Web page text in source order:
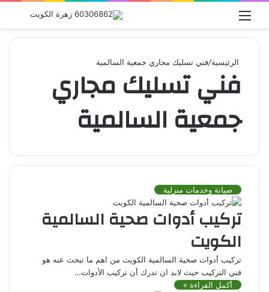
القائمة
الرئيسية/فني تسليك مجاري جمعية السالمية
فني تسليك مجاري
جمعية السالمية
صيانة وخدمات منزلية
تركيب أدوات صحية السالمية
الكويت
تركيب أدوات صحية السالمية الكويت من اهم ما تبحث عنه هو
فني التركيب حيث لابد ان تدرك أن تركيب الأدوات…
أكمل القراءة »